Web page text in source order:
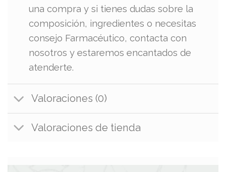
una compra y si tienes dudas sobre la
composición, ingredientes o necesitas
consejo Farmacéutico, contacta con
nosotros y estaremos encantados de
atenderte.
Valoraciones (0)
Valoraciones de tienda